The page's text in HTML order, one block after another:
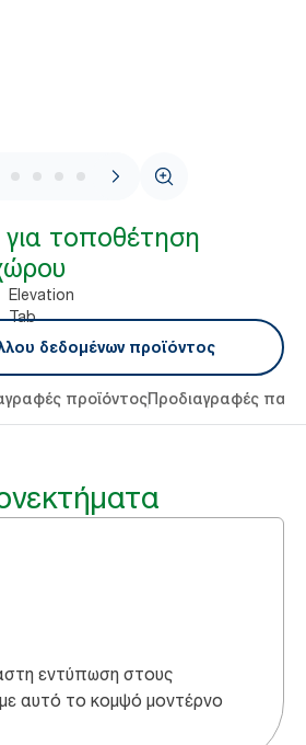
1 / 5
τοποθέτηση
Elevation
Tab
δεδομένων προϊόντος
προϊόντοςΠροδιαγραφές
εντύπωση στους
αυτό το κομψό μοντέρνο